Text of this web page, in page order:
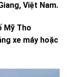
Việt Nam.
Mỹ Tho
xe máy hoặc